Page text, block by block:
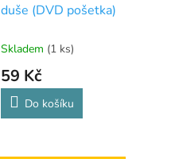
duše (DVD pošetka)
Skladem (1 ks)
59 Kč
Do košíku